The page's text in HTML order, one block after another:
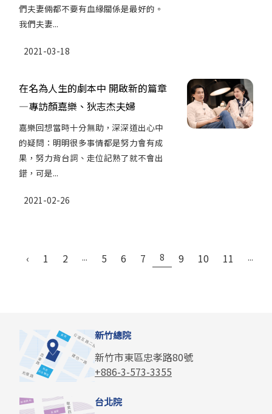
們夫妻倆都不要有血緣關係是最好的。
我們夫妻...
2021-03-18
在名為人生的劇本中 開啟新的篇章
—專訪顏嘉樂、狄志杰夫婦
嘉樂回想當時十分無助，深深道出心中
的疑問：明明很多事情都是努力會有成
果，努力背台詞、走位記熟了就不會出
錯，可是...
2021-02-26
‹ 1 2 ... 5 6 7 8 9 10 11 ...
新竹總院
新竹市東區忠孝路80號
+886-3-573-3355
台北院